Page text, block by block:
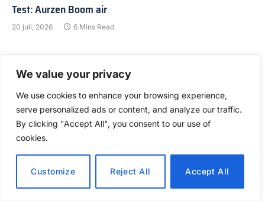
We value your privacy
We use cookies to enhance your browsing experience,
serve personalized ads or content, and analyze our traffic.
By clicking "Accept All", you consent to our use of
cookies.
Customize Reject All Accept All
Test: Aurzen Boom air
20 juli, 2026 6 Mins Read